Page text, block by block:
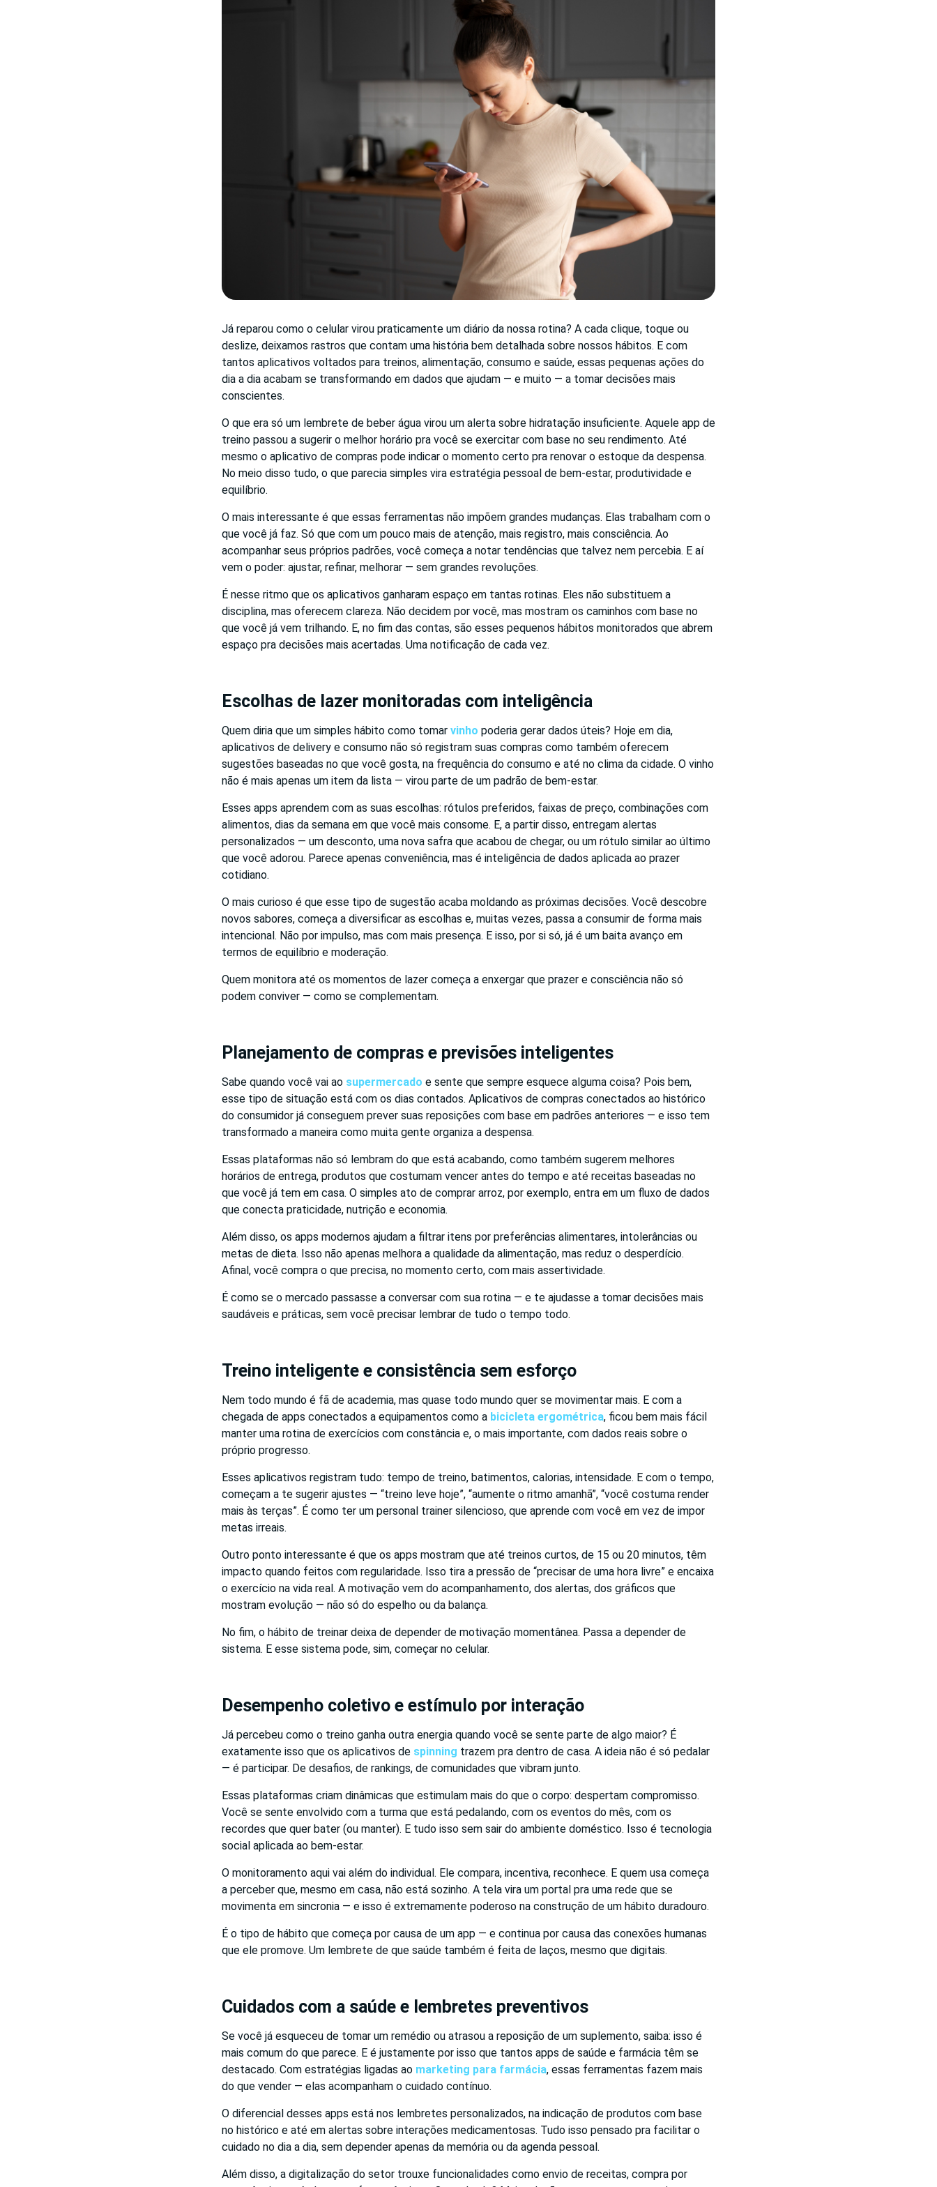
Já reparou como o celular virou praticamente um diário da nossa rotina? A cada clique, toque ou
deslize, deixamos rastros que contam uma história bem detalhada sobre nossos hábitos. E com
tantos aplicativos voltados para treinos, alimentação, consumo e saúde, essas pequenas ações do
dia a dia acabam se transformando em dados que ajudam — e muito — a tomar decisões mais
conscientes.
O que era só um lembrete de beber água virou um alerta sobre hidratação insuficiente. Aquele app de
treino passou a sugerir o melhor horário pra você se exercitar com base no seu rendimento. Até
mesmo o aplicativo de compras pode indicar o momento certo pra renovar o estoque da despensa.
No meio disso tudo, o que parecia simples vira estratégia pessoal de bem-estar, produtividade e
equilíbrio.
O mais interessante é que essas ferramentas não impõem grandes mudanças. Elas trabalham com o
que você já faz. Só que com um pouco mais de atenção, mais registro, mais consciência. Ao
acompanhar seus próprios padrões, você começa a notar tendências que talvez nem percebia. E aí
vem o poder: ajustar, refinar, melhorar — sem grandes revoluções.
É nesse ritmo que os aplicativos ganharam espaço em tantas rotinas. Eles não substituem a
disciplina, mas oferecem clareza. Não decidem por você, mas mostram os caminhos com base no
que você já vem trilhando. E, no fim das contas, são esses pequenos hábitos monitorados que abrem
espaço pra decisões mais acertadas. Uma notificação de cada vez.
Escolhas de lazer monitoradas com inteligência
Quem diria que um simples hábito como tomar vinho poderia gerar dados úteis? Hoje em dia,
aplicativos de delivery e consumo não só registram suas compras como também oferecem
sugestões baseadas no que você gosta, na frequência do consumo e até no clima da cidade. O vinho
não é mais apenas um item da lista — virou parte de um padrão de bem-estar.
Esses apps aprendem com as suas escolhas: rótulos preferidos, faixas de preço, combinações com
alimentos, dias da semana em que você mais consome. E, a partir disso, entregam alertas
personalizados — um desconto, uma nova safra que acabou de chegar, ou um rótulo similar ao último
que você adorou. Parece apenas conveniência, mas é inteligência de dados aplicada ao prazer
cotidiano.
O mais curioso é que esse tipo de sugestão acaba moldando as próximas decisões. Você descobre
novos sabores, começa a diversificar as escolhas e, muitas vezes, passa a consumir de forma mais
intencional. Não por impulso, mas com mais presença. E isso, por si só, já é um baita avanço em
termos de equilíbrio e moderação.
Quem monitora até os momentos de lazer começa a enxergar que prazer e consciência não só
podem conviver — como se complementam.
Planejamento de compras e previsões inteligentes
Sabe quando você vai ao supermercado e sente que sempre esquece alguma coisa? Pois bem,
esse tipo de situação está com os dias contados. Aplicativos de compras conectados ao histórico
do consumidor já conseguem prever suas reposições com base em padrões anteriores — e isso tem
transformado a maneira como muita gente organiza a despensa.
Essas plataformas não só lembram do que está acabando, como também sugerem melhores
horários de entrega, produtos que costumam vencer antes do tempo e até receitas baseadas no
que você já tem em casa. O simples ato de comprar arroz, por exemplo, entra em um fluxo de dados
que conecta praticidade, nutrição e economia.
Além disso, os apps modernos ajudam a filtrar itens por preferências alimentares, intolerâncias ou
metas de dieta. Isso não apenas melhora a qualidade da alimentação, mas reduz o desperdício.
Afinal, você compra o que precisa, no momento certo, com mais assertividade.
É como se o mercado passasse a conversar com sua rotina — e te ajudasse a tomar decisões mais
saudáveis e práticas, sem você precisar lembrar de tudo o tempo todo.
Treino inteligente e consistência sem esforço
Nem todo mundo é fã de academia, mas quase todo mundo quer se movimentar mais. E com a
chegada de apps conectados a equipamentos como a bicicleta ergométrica, ficou bem mais fácil
manter uma rotina de exercícios com constância e, o mais importante, com dados reais sobre o
próprio progresso.
Esses aplicativos registram tudo: tempo de treino, batimentos, calorias, intensidade. E com o tempo,
começam a te sugerir ajustes — “treino leve hoje”, “aumente o ritmo amanhã”, “você costuma render
mais às terças”. É como ter um personal trainer silencioso, que aprende com você em vez de impor
metas irreais.
Outro ponto interessante é que os apps mostram que até treinos curtos, de 15 ou 20 minutos, têm
impacto quando feitos com regularidade. Isso tira a pressão de “precisar de uma hora livre” e encaixa
o exercício na vida real. A motivação vem do acompanhamento, dos alertas, dos gráficos que
mostram evolução — não só do espelho ou da balança.
No fim, o hábito de treinar deixa de depender de motivação momentânea. Passa a depender de
sistema. E esse sistema pode, sim, começar no celular.
Desempenho coletivo e estímulo por interação
Já percebeu como o treino ganha outra energia quando você se sente parte de algo maior? É
exatamente isso que os aplicativos de spinning trazem pra dentro de casa. A ideia não é só pedalar
— é participar. De desafios, de rankings, de comunidades que vibram junto.
Essas plataformas criam dinâmicas que estimulam mais do que o corpo: despertam compromisso.
Você se sente envolvido com a turma que está pedalando, com os eventos do mês, com os
recordes que quer bater (ou manter). E tudo isso sem sair do ambiente doméstico. Isso é tecnologia
social aplicada ao bem-estar.
O monitoramento aqui vai além do individual. Ele compara, incentiva, reconhece. E quem usa começa
a perceber que, mesmo em casa, não está sozinho. A tela vira um portal pra uma rede que se
movimenta em sincronia — e isso é extremamente poderoso na construção de um hábito duradouro.
É o tipo de hábito que começa por causa de um app — e continua por causa das conexões humanas
que ele promove. Um lembrete de que saúde também é feita de laços, mesmo que digitais.
Cuidados com a saúde e lembretes preventivos
Se você já esqueceu de tomar um remédio ou atrasou a reposição de um suplemento, saiba: isso é
mais comum do que parece. E é justamente por isso que tantos apps de saúde e farmácia têm se
destacado. Com estratégias ligadas ao marketing para farmácia, essas ferramentas fazem mais
do que vender — elas acompanham o cuidado contínuo.
O diferencial desses apps está nos lembretes personalizados, na indicação de produtos com base
no histórico e até em alertas sobre interações medicamentosas. Tudo isso pensado pra facilitar o
cuidado no dia a dia, sem depender apenas da memória ou da agenda pessoal.
Além disso, a digitalização do setor trouxe funcionalidades como envio de receitas, compra por